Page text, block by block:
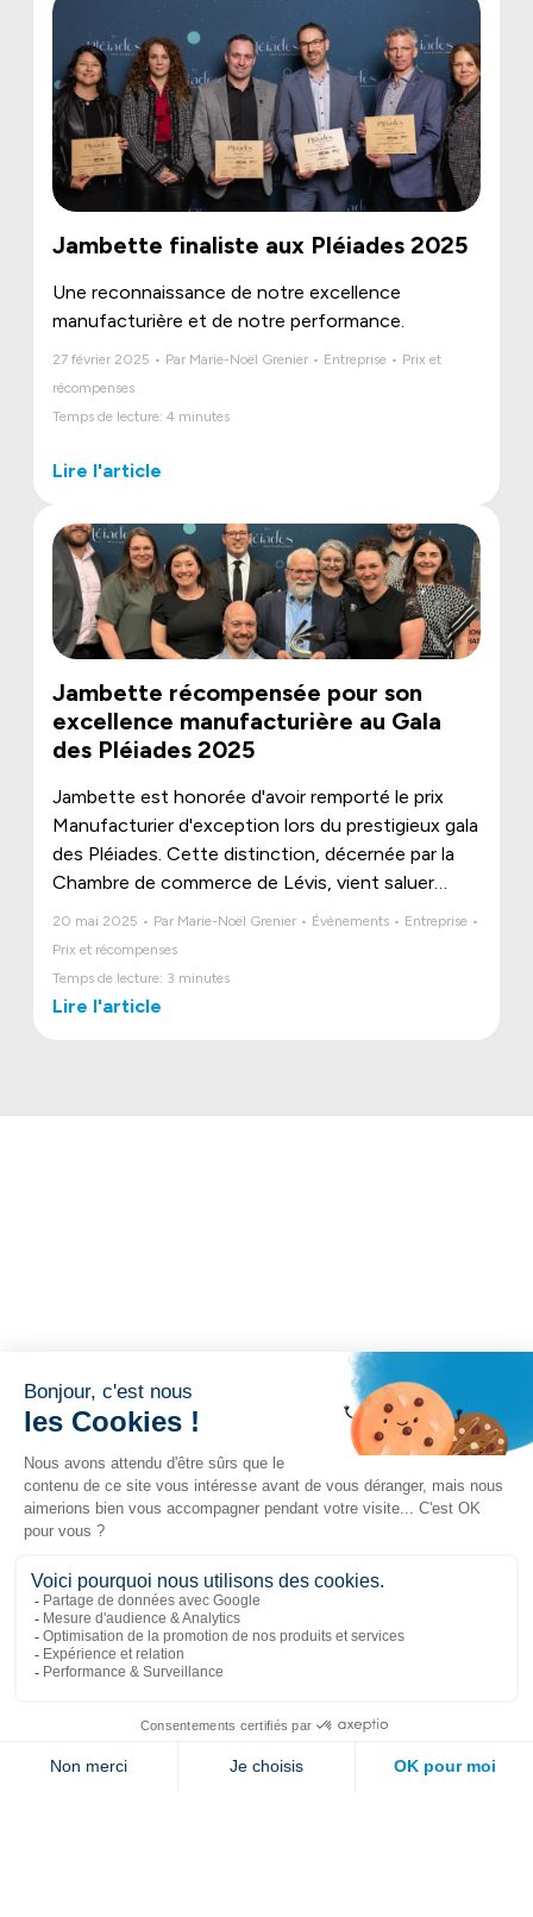
Jambette finaliste aux Pléiades 2025
Une reconnaissance de notre excellence
manufacturière et de notre performance.
27 février 2025 • Par Marie-Noël Grenier • Entreprise • Prix et
récompenses
Temps de lecture: 4 minutes
Lire l'article
Jambette récompensée pour son
excellence manufacturière au Gala
des Pléiades 2025
Jambette est honorée d'avoir remporté le prix
Manufacturier d'exception lors du prestigieux gala
des Pléiades. Cette distinction, décernée par la
Chambre de commerce de Lévis, vient saluer
l’innovation, la rigueur et la passion qui animent
20 mai 2025 • Par Marie-Noël Grenier • Évènements • Entreprise •
Prix et récompenses
Temps de lecture: 3 minutes
Lire l'article
Liens populaires
Nous joindre